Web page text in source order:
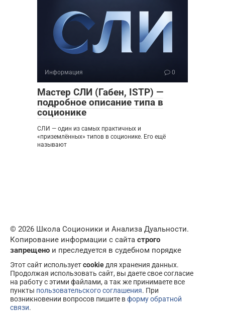
Информация 0
Мастер СЛИ (Габен, ISTP) —
подробное описание типа в
соционике
СЛИ — один из самых практичных и
«приземлённых» типов в соционике. Его ещё
называют
© 2026 Школа Соционики и Анализа Дуальности.
Копирование информации с сайта строго
запрещено и преследуется в судебном порядке
Этот сайт используетcookie для хранения данных.
Продолжая использовать сайт, вы даете свое согласие
на работу с этими файлами, а так же принимаете все
пункты пользовательского соглашения. При
возникновении вопросов пишите вформу обратной
связи.